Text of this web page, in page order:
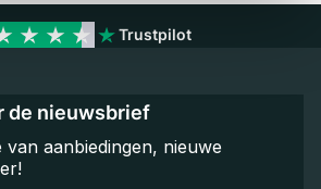
Trustpilot
de nieuwsbrief
aanbiedingen, nieuwe